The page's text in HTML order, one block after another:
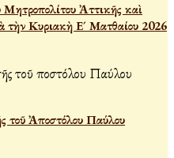
Ἀττικῆς καὶ
τὴν Κυριακὴ Ε´ Ματθαίου 2026
τοῦ Ἀποστόλου Παύλου